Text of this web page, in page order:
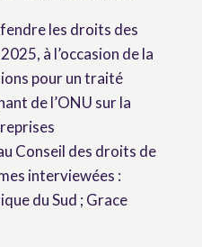
les droits des
à l’occasion de la
pour un traité
de l’ONU sur la
Conseil des droits de
interviewées :
du Sud ; Grace